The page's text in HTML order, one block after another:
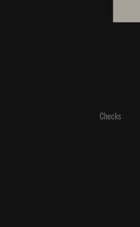
Checks